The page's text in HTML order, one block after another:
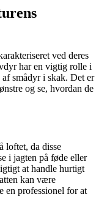
ved deres
har en vigtig rolle i
smådyr i skak. Det er
og se, hvordan de
loftet, da disse
i jagten på føde eller
at handle hurtigt
kan være
en professionel for at